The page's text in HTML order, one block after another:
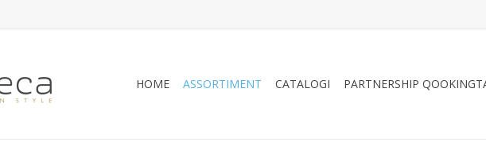
HOME ASSORTIMENT CATALOGI PARTNERSHIP